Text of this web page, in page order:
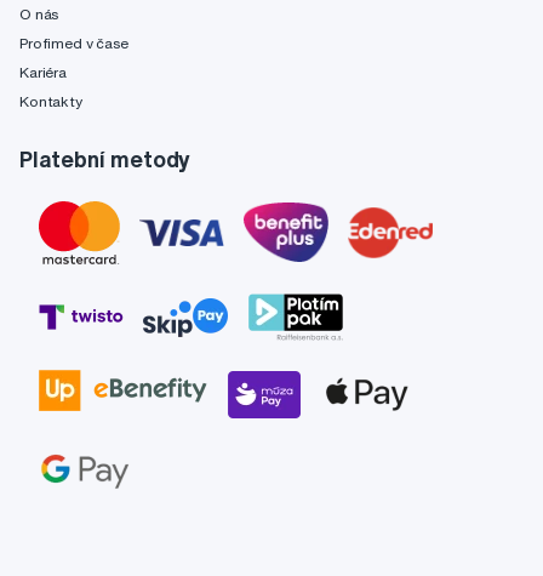
O nás
Profimed v čase
Kariéra
Kontakty
Platební metody